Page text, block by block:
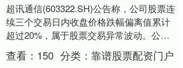
超讯通信(603322.SH)公告称，公司股票连
续三个交易日内收盘价格跌幅偏离值累计
超过20%，属于股票交易异常波动。公司
于2025年12月12日收到监管警示函....
查看： 150 分类：靠谱股票配资门户